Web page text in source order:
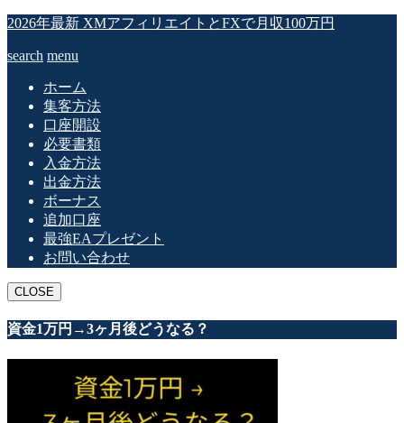
2026年最新 XMアフィリエイトとFXで月収100万円
search menu
ホーム
集客方法
口座開設
必要書類
入金方法
出金方法
ボーナス
追加口座
最強EAプレゼント
お問い合わせ
CLOSE
資金1万円→3ヶ月後どうなる？